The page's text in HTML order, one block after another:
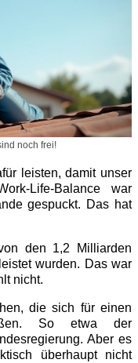
noch frei!
leisten, damit unser
Life-Balance war
gespuckt. Das hat
den 1,2 Milliarden
wurden. Das war
nicht.
die sich für einen
So etwa der
Aber es
überhaupt nicht